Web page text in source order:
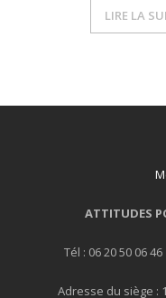
LIRE LA
ATTITUDES
Tél : 06 20 50 06
Adresse du siège :